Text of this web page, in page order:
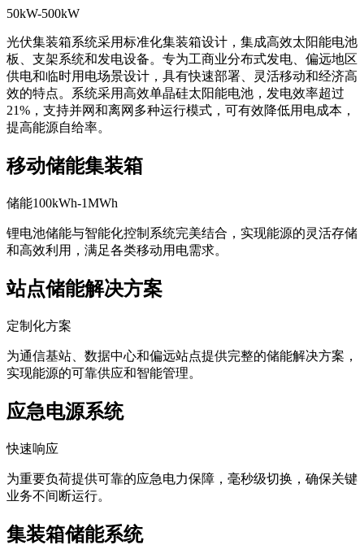
光伏集装箱系统采用标准化集装箱设计，集成高效太阳能电池
板、支架系统和发电设备。专为工商业分布式发电、偏远地区
供电和临时用电场景设计，具有快速部署、灵活移动和经济高
效的特点。系统采用高效单晶硅太阳能电池，发电效率超过
21%，支持并网和离网多种运行模式，可有效降低用电成本，
提高能源自给率。
锂电池储能与智能化控制系统完美结合，实现能源的灵活存储
和高效利用，满足各类移动用电需求。
为通信基站、数据中心和偏远站点提供完整的储能解决方案，
实现能源的可靠供应和智能管理。
为重要负荷提供可靠的应急电力保障，毫秒级切换，确保关键
业务不间断运行。